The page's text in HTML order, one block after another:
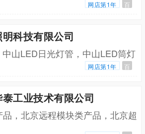
网店第1年 百
科技有限公司
山LED日光灯管，中山LED筒灯
网店第1年 百
工业技术有限公司
，北京远程模块类产品，北京超